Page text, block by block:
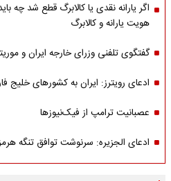
اگر یارانه نقدی یا کالابرگ قطع شد چه
هویت یارانه و کالابرگ
گفتگوی تلفنی وزرای خارجه ایران و
ادعای رویترز: ایران به کشورهای خلیج
عصبانیت ترامپ از فیک‌نیوزها
ادعای الجزیره: سرنوشت توافق تنگه